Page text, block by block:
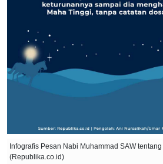
Infografis Pesan Nabi Muhammad SAW
(Republika.co.id)